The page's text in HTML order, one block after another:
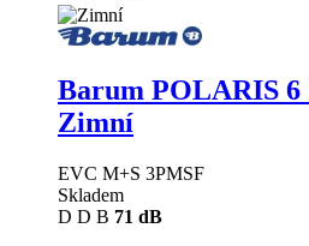
Barum POLARIS 6
Zimní
EVC M+S 3PMSF
Skladem
D D B 71 dB